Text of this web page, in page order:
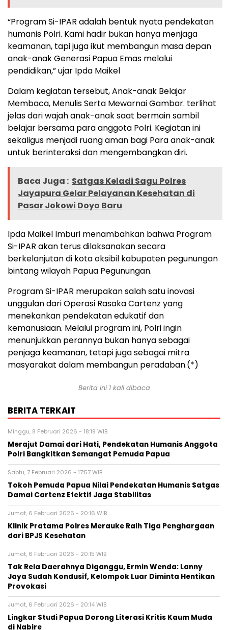
“Program Si-IPAR adalah bentuk nyata pendekatan
humanis Polri. Kami hadir bukan hanya menjaga
keamanan, tapi juga ikut membangun masa depan
anak-anak Generasi Papua Emas melalui
pendidikan,” ujar Ipda Maikel
Dalam kegiatan tersebut, Anak-anak Belajar
Membaca, Menulis Serta Mewarnai Gambar. terlihat
jelas dari wajah anak-anak saat bermain sambil
belajar bersama para anggota Polri. Kegiatan ini
sekaligus menjadi ruang aman bagi Para anak-anak
untuk berinteraksi dan mengembangkan diri.
Baca Juga : Satgas Keladi Sagu Polres
Jayapura Gelar Pelayanan Kesehatan di
Pasar Jokowi Doyo Baru
Ipda Maikel Imburi menambahkan bahwa Program
Si-IPAR akan terus dilaksanakan secara
berkelanjutan di kota oksibil kabupaten pegunungan
bintang wilayah Papua Pegunungan.
Program Si-IPAR merupakan salah satu inovasi
unggulan dari Operasi Rasaka Cartenz yang
menekankan pendekatan edukatif dan
kemanusiaan. Melalui program ini, Polri ingin
menunjukkan perannya bukan hanya sebagai
penjaga keamanan, tetapi juga sebagai mitra
masyarakat dalam membangun peradaban.(*)
Berita ini 1 kali dibaca
BERITA TERKAIT
Minggu, 8 Februari 2026 - 18:19 WIB
Merajut Damai dari Hati, Pendekatan Humanis Anggota
Polri Bangkitkan Semangat Pemuda Papua
Sabtu, 7 Februari 2026 - 17:57 WIB
Tokoh Pemuda Papua Nilai Pendekatan Humanis Satgas
Damai Cartenz Efektif Jaga Stabilitas
Jumat, 6 Februari 2026 - 20:16 WIB
Klinik Pratama Polres Merauke Raih Tiga Penghargaan
dari BPJS Kesehatan
Jumat, 6 Februari 2026 - 20:15 WIB
Tak Rela Daerahnya Diganggu, Ermin Wenda: Lanny
Jaya Sudah Kondusif, Kelompok Luar Diminta Hentikan
Provokasi
Jumat, 6 Februari 2026 - 20:14 WIB
Lingkar Studi Papua Dorong Literasi Kritis Kaum Muda
di Nabire